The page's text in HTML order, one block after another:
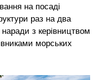
на посаді
раз на два
з керівництвом
морських